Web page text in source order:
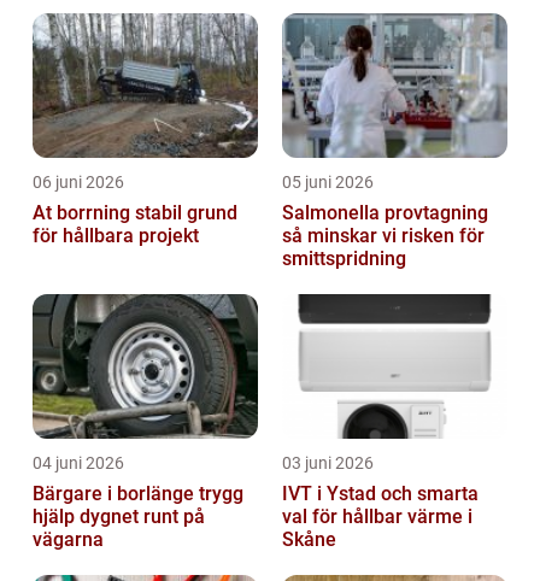
06 juni 2026
At borrning stabil grund
för hållbara projekt
05 juni 2026
Salmonella provtagning
så minskar vi risken för
smittspridning
04 juni 2026
Bärgare i borlänge trygg
hjälp dygnet runt på
vägarna
03 juni 2026
IVT i Ystad och smarta
val för hållbar värme i
Skåne